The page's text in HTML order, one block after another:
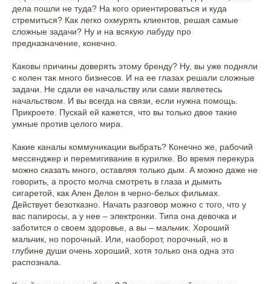
дела пошли не туда? На кого ориентироваться и куда
стремиться? Как легко охмурять клиентов, решая самые
сложные задачи? Ну и на всякую лабуду про
предназначение, конечно.
Каковы причины доверять этому бренду? Ну, вы уже подняли
с колен так много бизнесов. И на ее глазах решали сложные
задачи. Не сдали ее начальству или сами являетесь
начальством. И вы всегда на связи, если нужна помощь.
Прикроете. Пускай ей кажется, что вы только двое такие
умные против целого мира.
Какие каналы коммуникации выбрать? Конечно же, рабочий
мессенджер и перемигивание в курилке. Во время перекура
можно сказать много, оставляя только дым. А можно даже не
говорить, а просто молча смотреть в глаза и дымить
сигаретой, как Ален Делон в черно-белых фильмах.
Действует безотказно. Начать разговор можно с того, что у
вас папиросы, а у нее – электронки. Типа она девочка и
заботится о своем здоровье, а вы – мальчик. Хороший
мальчик, но порочный. Или, наоборот, порочный, но в
глубине души очень хороший, хотя только она одна это
распознала.